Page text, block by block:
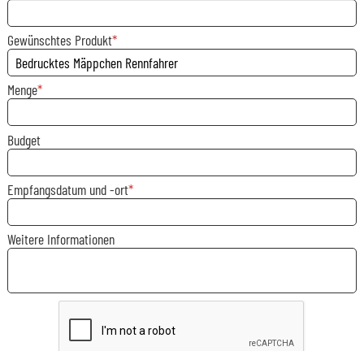
Gewünschtes Produkt
Menge
Budget
Empfangsdatum und -ort
Weitere Informationen